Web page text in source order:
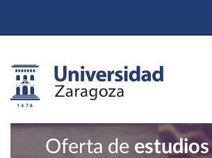
Oferta de estudios